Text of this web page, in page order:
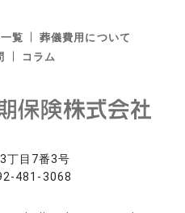
「いい仏壇」
覧
葬儀費用について
コラム
丁目7番3号
481-3068